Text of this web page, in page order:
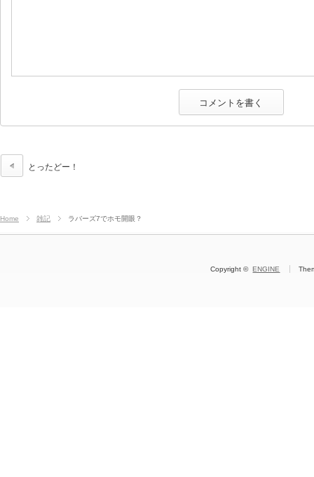
とったどー！
Home 雑記 ラバーズ7でホモ開眼？
Copyright ©ENGINE